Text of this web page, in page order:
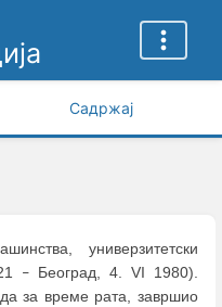
Садржај
универзитетски
– Београд, 4. VI 1980).
за време рата, завршио